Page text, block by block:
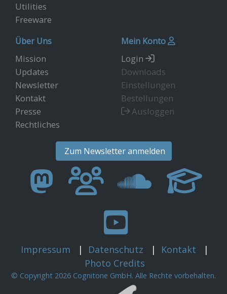
Utilities
Freeware
Über Uns
Mission
Updates
Newsletter
Kontakt
Presse
Rechtliches
Mein Konto
Login
Downloads
Einstellungen
Bestellungen
Ausloggen
Zum Newsletter anmelden
Impressum | Datenschutz | Kontakt
|
Photo Credits
© Copyright 2026 Cognitone GmbH. Alle Rechte vorbehalten.